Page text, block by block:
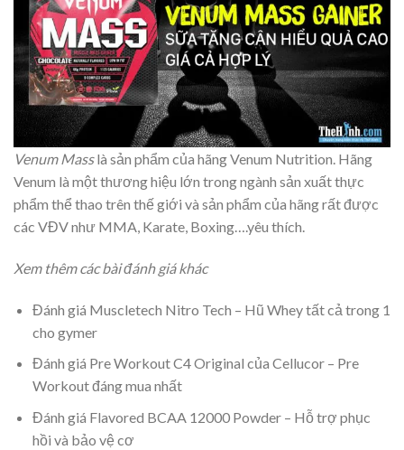
Venum Masslà sản phẩm của hãng Venum Nutrition. Hãng
Venum là một thương hiệu lớn trong ngành sản xuất thực
phẩm thể thao trên thế giới và sản phẩm của hãng rất được
các VĐV như MMA, Karate, Boxing….yêu thích.
Xem thêm các bài đánh giá khác
Đánh giá Muscletech Nitro Tech – Hũ Whey tất cả trong 1
cho gymer
Đánh giá Pre Workout C4 Original của Cellucor – Pre
Workout đáng mua nhất
Đánh giá Flavored BCAA 12000 Powder – Hỗ trợ phục
hồi và bảo vệ cơ